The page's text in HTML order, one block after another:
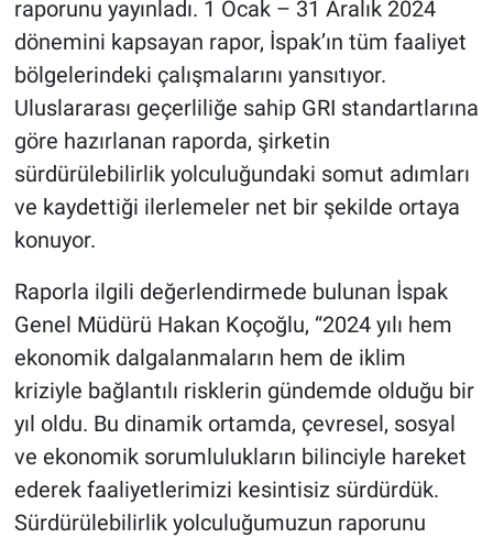
raporunu yayınladı. 1 Ocak – 31 Aralık 2024
dönemini kapsayan rapor, İspak’ın tüm faaliyet
bölgelerindeki çalışmalarını yansıtıyor.
Uluslararası geçerliliğe sahip GRI standartlarına
göre hazırlanan raporda, şirketin
sürdürülebilirlik yolculuğundaki somut adımları
ve kaydettiği ilerlemeler net bir şekilde ortaya
konuyor.
Raporla ilgili değerlendirmede bulunan İspak
Genel Müdürü Hakan Koçoğlu, “2024 yılı hem
ekonomik dalgalanmaların hem de iklim
kriziyle bağlantılı risklerin gündemde olduğu bir
yıl oldu. Bu dinamik ortamda, çevresel, sosyal
ve ekonomik sorumlulukların bilinciyle hareket
ederek faaliyetlerimizi kesintisiz sürdürdük.
Sürdürülebilirlik yolculuğumuzun raporunu